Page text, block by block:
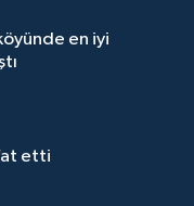
en iyi
etti